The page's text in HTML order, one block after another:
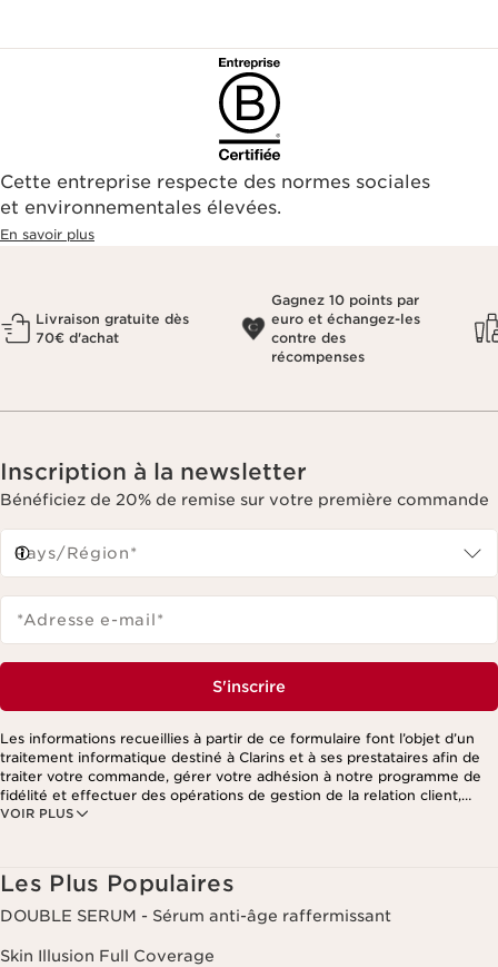
Cette entreprise respecte des normes sociales
et environnementales élevées.
En savoir plus
Livraison gratuite dès
70€ d'achat
Gagnez 10 points par
euro et échangez-les
contre des
récompenses
Inscription à la newsletter
Bénéficiez de 20% de remise sur votre première commande
Pays/Région*
*Adresse e-mail*
S'inscrire
VOIR PLUS
Les informations recueillies à partir de ce formulaire font l’objet d’un
traitement informatique destiné à Clarins et à ses prestataires afin de
traiter votre commande, gérer votre adhésion à notre programme de
fidélité et effectuer des opérations de gestion de la relation client,
notamment pour vous adresser des offres personnalisées en fonction
Les Plus Populaires
DOUBLE SERUM - Sérum anti-âge raffermissant
Skin Illusion Full Coverage